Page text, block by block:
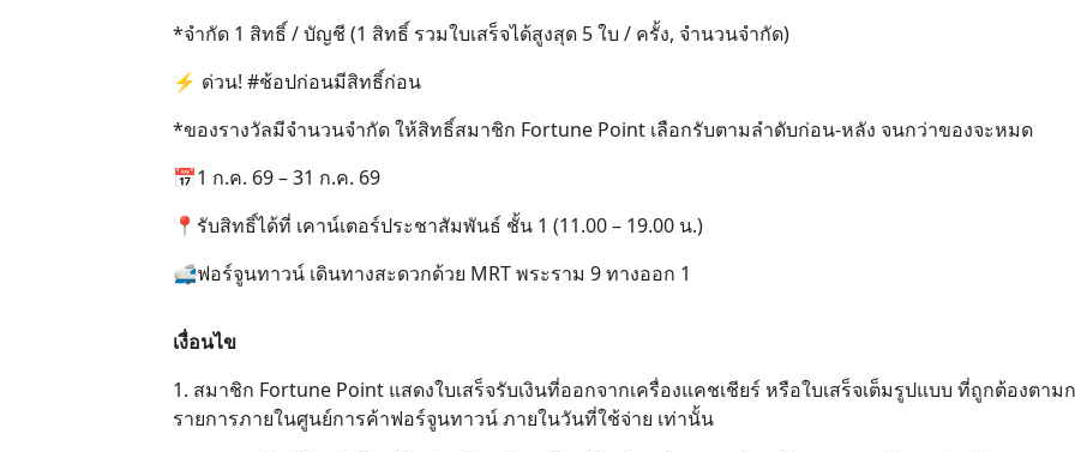
Search
*จำกัด 1 สิทธิ์ / บัญชี (1 สิทธิ์ รวมใบเสร็จได้สูงสุด 5 ใบ / ครั้ง, จำนวนจำกัด)
⚡ ด่วน! #ช้อปก่อนมีสิทธิ์ก่อน
*ของรางวัลมีจำนวนจำกัด ให้สิทธิ์สมาชิก Fortune Point เลือกรับตามลำดับก่อน-หลัง จนกว่าของจะหมด
📅1 ก.ค. 69 – 31 ก.ค. 69
📍รับสิทธิ์ได้ที่ เคาน์เตอร์ประชาสัมพันธ์ ชั้น 1 (11.00 – 19.00 น.)
🚅ฟอร์จูนทาวน์ เดินทางสะดวกด้วย MRT พระราม 9 ทางออก 1
เงื่อนไข
1. สมาชิก Fortune Point แสดงใบเสร็จรับเงินที่ออกจากเครื่องแคชเชียร์ หรือใบเสร็จเต็มรูปแบบ ที่ถูกต้องตา
รายการภายในศูนย์การค้าฟอร์จูนทาวน์ ภายในวันที่ใช้จ่าย เท่านั้น